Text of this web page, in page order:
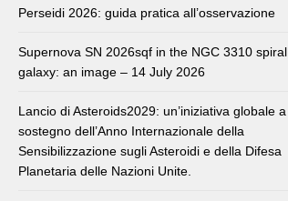
Perseidi 2026: guida pratica all’osservazione
Supernova SN 2026sqf in the NGC 3310 spiral
galaxy: an image – 14 July 2026
Lancio di Asteroids2029: un’iniziativa globale a
sostegno dell’Anno Internazionale della
Sensibilizzazione sugli Asteroidi e della Difesa
Planetaria delle Nazioni Unite.